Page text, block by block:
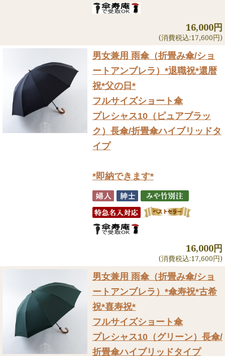
16,000円
(消費税込:17,600円)
男女兼用 雨傘（折畳み傘/ショ
ートアンブレラ） *退職祝*還暦
祝*父の日*
フルサイズショート傘
プレシャス10（ピュアブラッ
ク）長傘/折畳傘ハイブリッドタ
イプ
*即納できます*
16,000円
(消費税込:17,600円)
男女兼用 雨傘（折畳み傘/ショ
ートアンブレラ） *傘寿祝*古希
祝*喜寿祝*
フルサイズショート傘
プレシャス10（グリーン）長傘/
折畳傘ハイブリッドタイプ